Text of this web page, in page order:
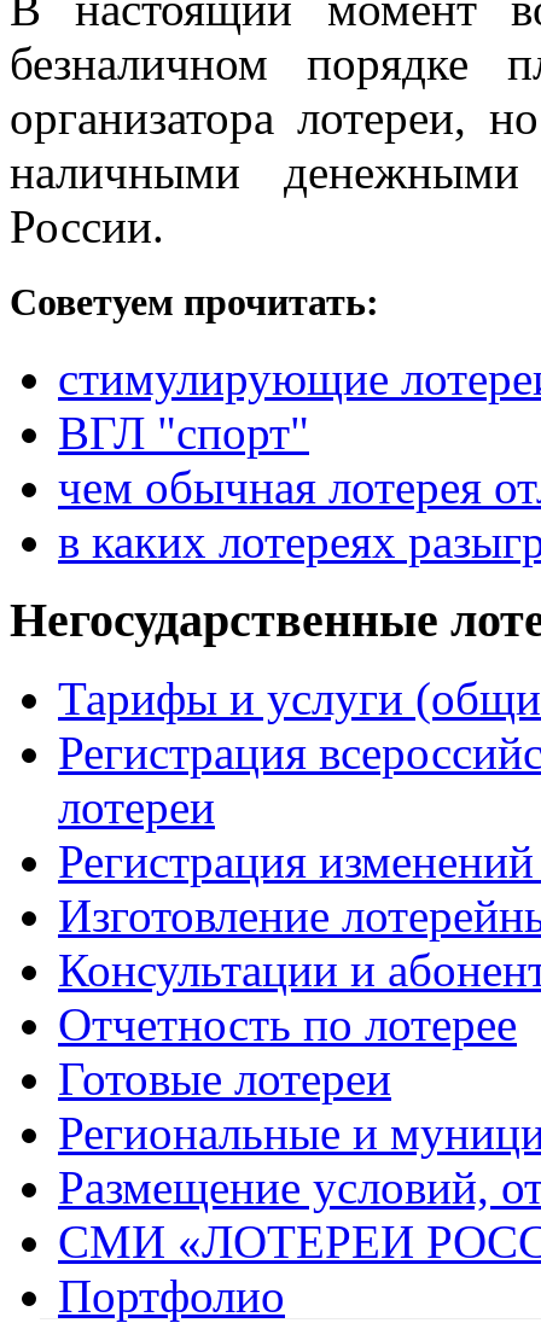
безналичном порядке
организатора
наличными денежными
России.
Советуем прочитать:
стимулирующие
ВГЛ "спорт"
чем обычная лотерея
в каких лотереях
Негосударственные
Тарифы и услуги
Регистрация
лотереи
Регистрация
Изготовление
Консультации и
Отчетность по лотерее
Готовые лотереи
Региональные и
Размещение условий,
СМИ «ЛОТЕРЕИ
Портфолио